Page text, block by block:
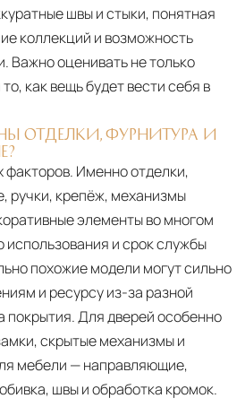
швы и стыки, понятная
коллекций и возможность
Важно оценивать не только
как вещь будет вести себя в
ОТДЕЛКИ, ФУРНИТУРА И
факторов. Именно отделки,
ручки, крепёж, механизмы
элементы во многом
и срок службы
похожие модели могут сильно
и ресурсу из-за разной
покрытия. Для дверей особенно
скрытые механизмы и
мебели — направляющие,
швы и обработка кромок.